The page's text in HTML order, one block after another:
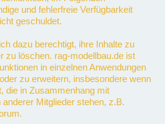
und fehlerfreie Verfügbarkeit
geschuldet.
dazu berechtigt, ihre Inhalte zu
zu löschen. rag-modellbau.de ist
in einzelnen Anwendungen
zu erweitern, insbesondere wenn
die in Zusammenhang mit
Mitglieder stehen, z.B.